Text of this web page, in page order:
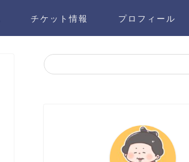
チケット情報 プロフィール